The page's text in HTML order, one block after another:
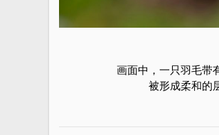
画面中，一只羽毛带
被形成柔和的